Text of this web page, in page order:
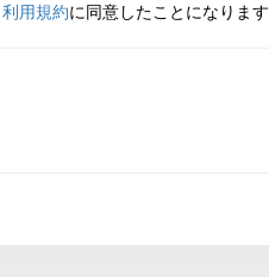
利用規約に同意したことになります